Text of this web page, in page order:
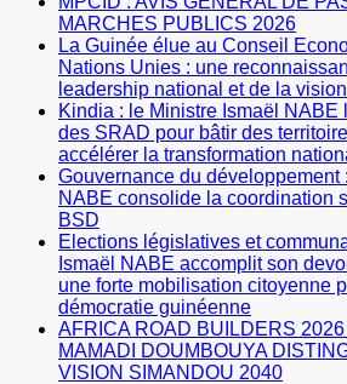
MARCHES PUBLICS 2026
La Guinée élue au Conseil
Nations Unies : une
leadership national et de la
Kindia : le Ministre Ismaël NABE
des SRAD pour bâtir des
accélérer la transformation
Gouvernance du développement
NABE consolide la coordination
BSD
Elections législatives et
Ismaël NABE accomplit son
une forte mobilisation citoyenne
démocratie guinéenne
AFRICA ROAD BUILDERS
MAMADI DOUMBOUYA
VISION SIMANDOU 2040